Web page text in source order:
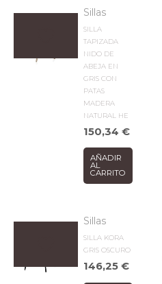
Sillas
SILLA
TAPIZADA
NIDO DE
ABEJA EN
GRIS CON
PATAS
MADERA
NATURAL HE
150,34€
AÑADIR
AL
CARRITO
Sillas
SILLA KORA
GRIS OSCURO
146,25€